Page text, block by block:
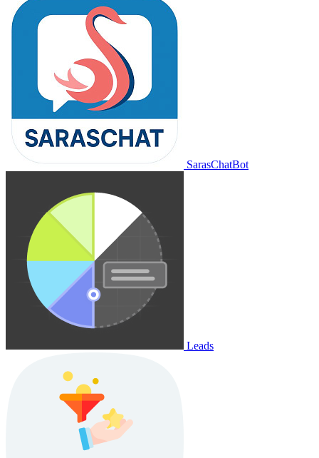
SarasChatBot
Leads